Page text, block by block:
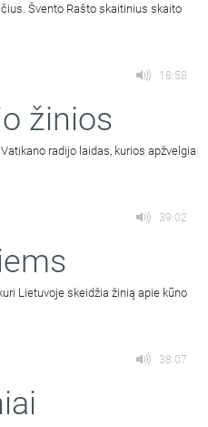
Švento Rašto skaitinius skaito
18:58
žinios
radijo laidas, kurios apžvelgia
39:02
Lietuvoje skeidžia žinią apie kūno
38:07